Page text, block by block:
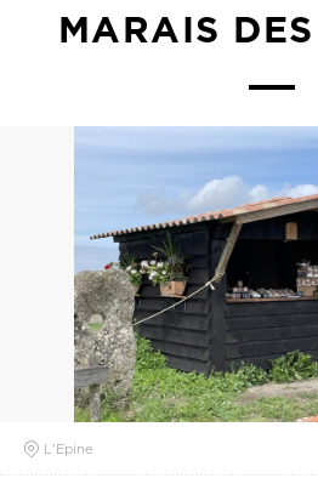
MARAIS
L'Epine